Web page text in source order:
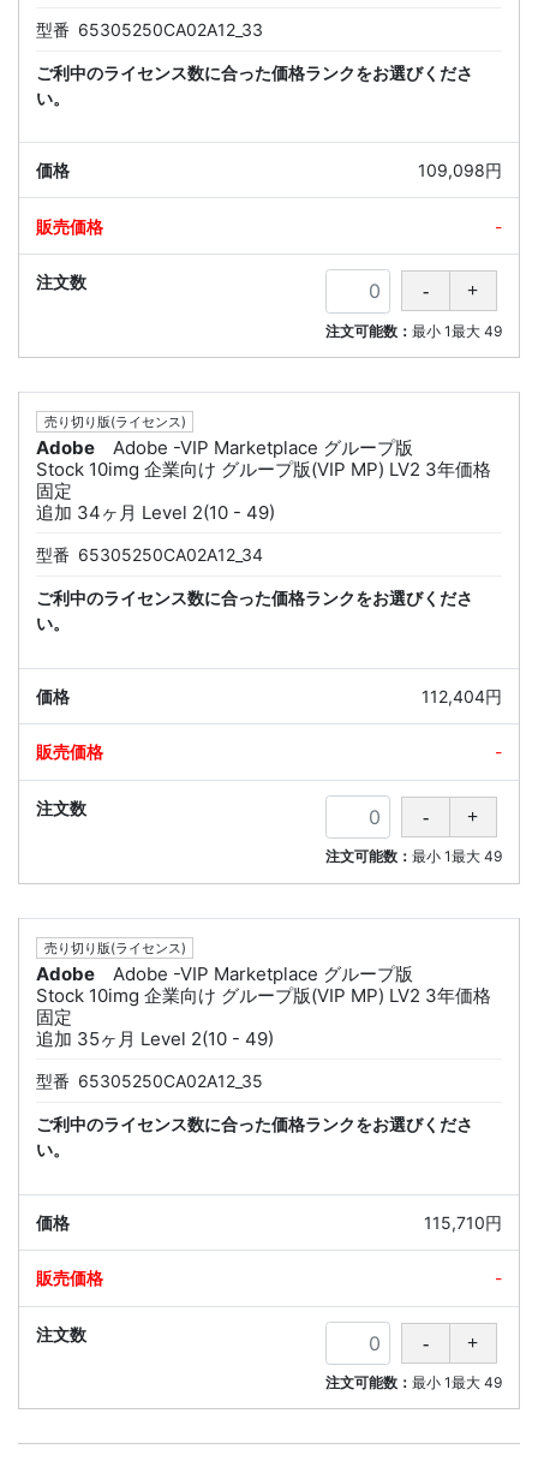
型番 65305250CA02A12_33
ご利中のライセンス数に合った価格ランクをお選びくださ
い。
109,098円
-
注文可能数： 最小 1最大 49
売り切り版(ライセンス)
Adobe
Adobe -VIP Marketplace グループ版
Stock 10img 企業向け グループ版(VIP MP) LV2 3年価格
固定
追加 34ヶ月 Level 2(10 - 49)
型番 65305250CA02A12_34
ご利中のライセンス数に合った価格ランクをお選びくださ
い。
112,404円
-
注文可能数： 最小 1最大 49
売り切り版(ライセンス)
Adobe
Adobe -VIP Marketplace グループ版
Stock 10img 企業向け グループ版(VIP MP) LV2 3年価格
固定
追加 35ヶ月 Level 2(10 - 49)
型番 65305250CA02A12_35
ご利中のライセンス数に合った価格ランクをお選びくださ
い。
115,710円
-
注文可能数： 最小 1最大 49